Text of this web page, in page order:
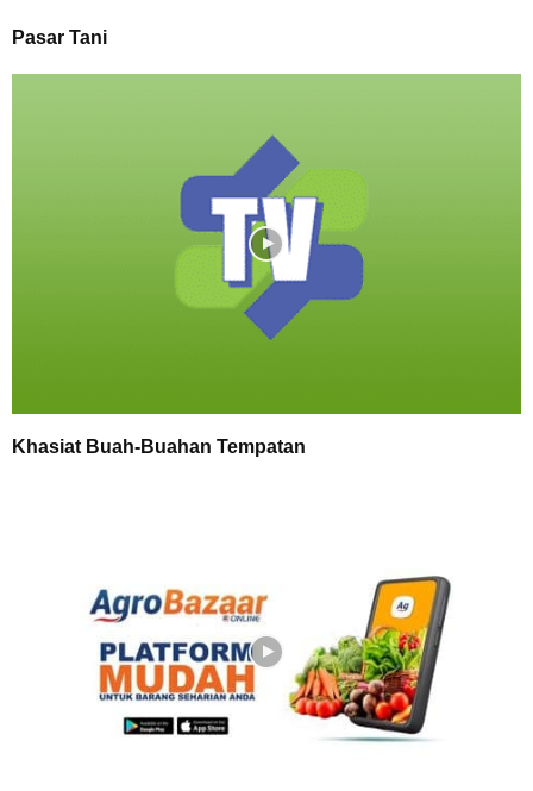
Pasar Tani
Khasiat Buah-Buahan Tempatan